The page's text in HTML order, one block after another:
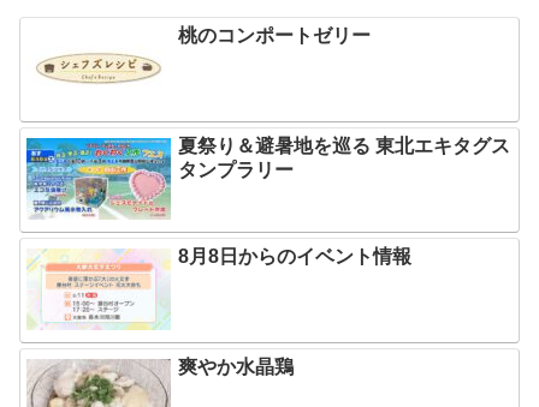
桃のコンポートゼリー
夏祭り＆避暑地を巡る 東北エキタグス
タンプラリー
8月8日からのイベント情報
爽やか水晶鶏